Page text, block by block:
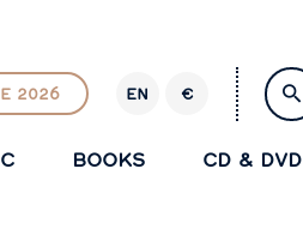
2026 EN
R
€
BOOKS CD & DVD